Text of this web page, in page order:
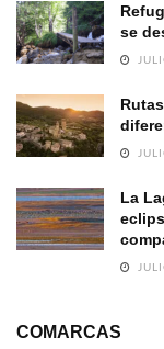
se
La
COMARCAS